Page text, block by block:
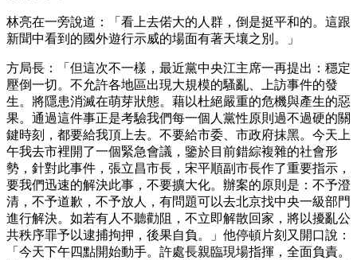
林亮在一旁說道：「看上去偌大的人群，倒是挺平和的。這跟
新聞中看到的國外遊行示威的場面有著天壤之別。」
方局長：「但這次不一樣，最近黨中央江主席一再提出：穩定
壓倒一切。不允許各地區出現大規模的騷亂、上訪事件的發
生。將隱患消滅在萌芽狀態。藉以杜絕嚴重的危機與產生的惡
果。通過這件事正是考驗我們每一個人黨性原則過不過硬的關
鍵時刻，都要給我頂上去。不要給市委、市政府抹黑。今天上
午我去市裡開了一個緊急會議，鑒於目前錯綜複雜的社會形
勢，針對此事件，張立昌市長，宋平順副市長作了重要指示，
要我們迅速的解決此事，不要擴大化。辦案的原則是：不予澄
清，不予道歉，不予放人，有問題可以去北京找中央一級部門
進行解決。如若有人不聽勸阻，不立即解散回家，將以擾亂公
共秩序罪予以逮捕拘押，後果自負。」他停頓片刻又開口說：
「今天下午四點開始動手。許處長親臨現場指揮，全面負責。